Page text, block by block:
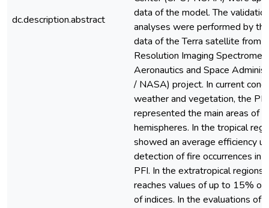
dc.description.abstract
data of the model. The
analyses were performed by
data of the Terra satellite from
Resolution Imaging
Aeronautics and Space
/ NASA) project. In current
weather and vegetation, the
represented the main areas of
hemispheres. In the tropical
showed an average efficiency
detection of fire occurrences in
PFI. In the extratropical
reaches values of up to 15%
of indices. In the evaluations of